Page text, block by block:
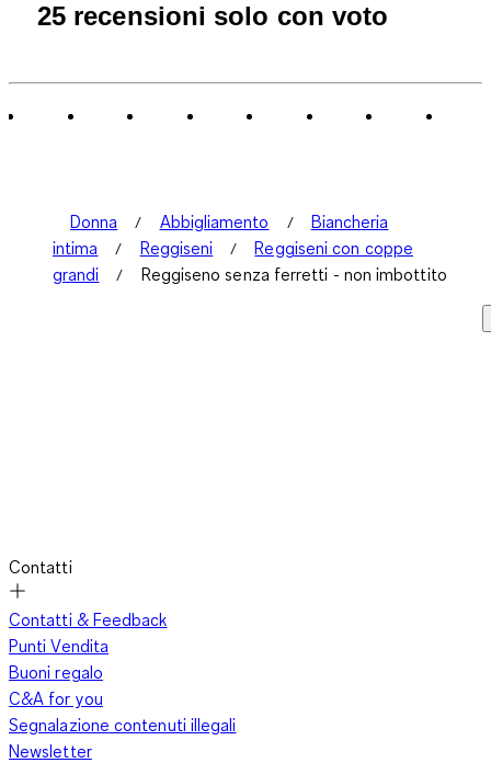
25 recensioni solo con voto
Donna Abbigliamento
Biancheria
intima
Reggiseni
Reggiseni con coppe
grandi
Reggiseno senza ferretti - non imbottito
Contatti
Contatti & Feedback
Punti Vendita
Buoni regalo
C&A for you
Segnalazione contenuti illegali
Newsletter